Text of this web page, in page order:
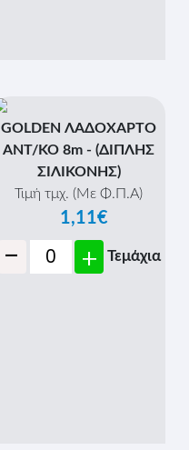
GOLDEN ΛΑΔΟΧΑΡΤΟ
ΑΝΤ/ΚΟ 8m - (ΔΙΠΛΗΣ
ΣΙΛΙΚΟΝΗΣ)
Τιμή τμχ. (Με Φ.Π.Α)
1,11€
- + Τεμάχια